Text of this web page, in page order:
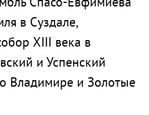
Спасо-Евфимиева
в Суздале,
XIII века в
и Успенский
Владимире и Золотые